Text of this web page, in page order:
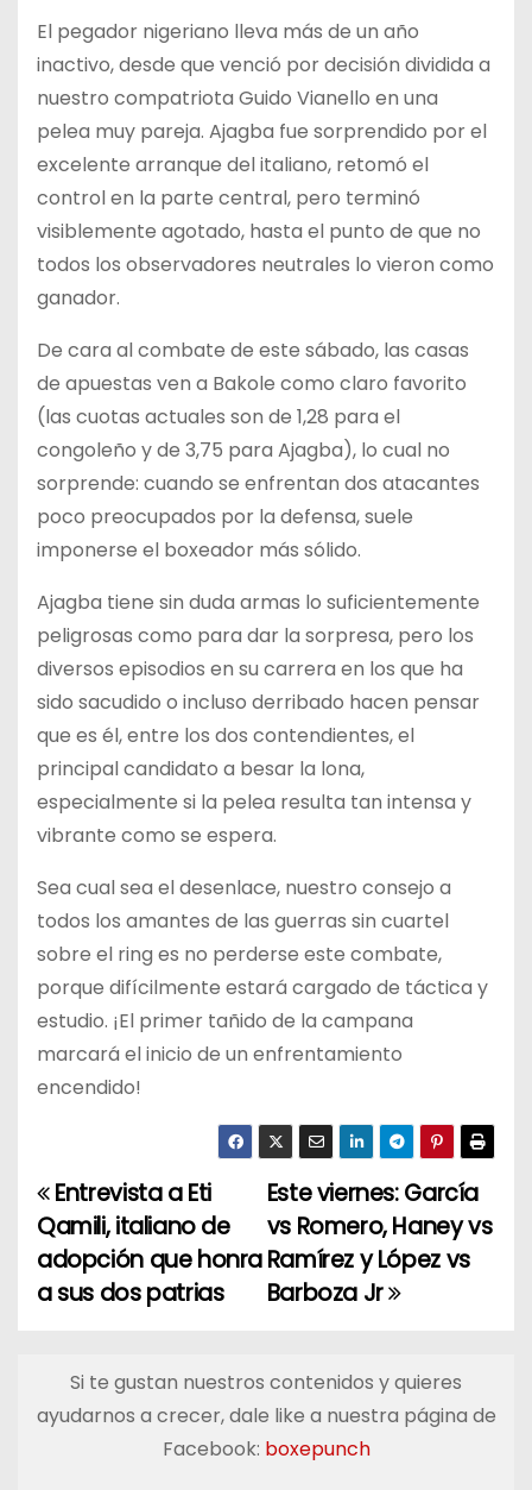
El pegador nigeriano lleva más de un año
inactivo, desde que venció por decisión dividida a
nuestro compatriota Guido Vianello en una
pelea muy pareja. Ajagba fue sorprendido por el
excelente arranque del italiano, retomó el
control en la parte central, pero terminó
visiblemente agotado, hasta el punto de que no
todos los observadores neutrales lo vieron como
ganador.
De cara al combate de este sábado, las casas
de apuestas ven a Bakole como claro favorito
(las cuotas actuales son de 1,28 para el
congoleño y de 3,75 para Ajagba), lo cual no
sorprende: cuando se enfrentan dos atacantes
poco preocupados por la defensa, suele
imponerse el boxeador más sólido.
Ajagba tiene sin duda armas lo suficientemente
peligrosas como para dar la sorpresa, pero los
diversos episodios en su carrera en los que ha
sido sacudido o incluso derribado hacen pensar
que es él, entre los dos contendientes, el
principal candidato a besar la lona,
especialmente si la pelea resulta tan intensa y
vibrante como se espera.
Sea cual sea el desenlace, nuestro consejo a
todos los amantes de las guerras sin cuartel
sobre el ring es no perderse este combate,
porque difícilmente estará cargado de táctica y
estudio. ¡El primer tañido de la campana
marcará el inicio de un enfrentamiento
encendido!
N
a
v
g
Este viernes: García
vs Romero, Haney vs
Ramírez y López vs
Barboza Jr
Entrevista a Eti
Qamili, italiano de
adopción que honra
a sus dos patrias
Si te gustan nuestros contenidos y quieres
ayudarnos a crecer, dale like a nuestra página de
Facebook: boxepunch